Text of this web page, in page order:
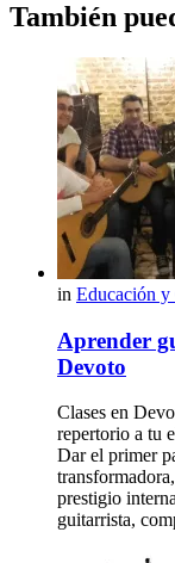
También
in Educación y
Aprender
Devoto
Clases en
repertorio a tu
Dar el primer
prestigio
guitarrista,